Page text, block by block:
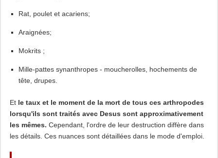
Rat, poulet et acariens;
Araignées;
Mokrits ;
Mille-pattes synanthropes - moucherolles, hochements de
tête, drupes.
Et le taux et le moment de la mort de tous ces arthropodes
lorsqu'ils sont traités avec Desus sont approximativement
les mêmes. Cependant, l'ordre de leur destruction diffère dans
les détails. Ces nuances sont détaillées dans le mode d'emploi.